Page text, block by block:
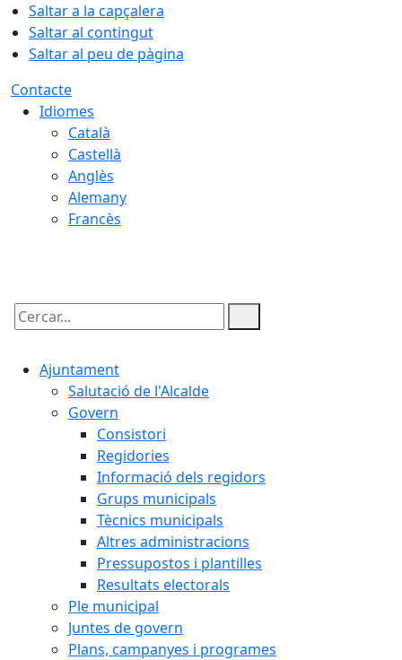
Saltar a la capçalera
Saltar al contingut
Saltar al peu de pàgina
Contacte
Idiomes
Català
Castellà
Anglès
Alemany
Francès
Cercar:
Ajuntament
Salutació de l'Alcalde
Govern
Consistori
Regidories
Informació dels regidors
Grups municipals
Tècnics municipals
Altres administracions
Pressupostos i plantilles
Resultats electorals
Ple municipal
Juntes de govern
Plans, campanyes i programes